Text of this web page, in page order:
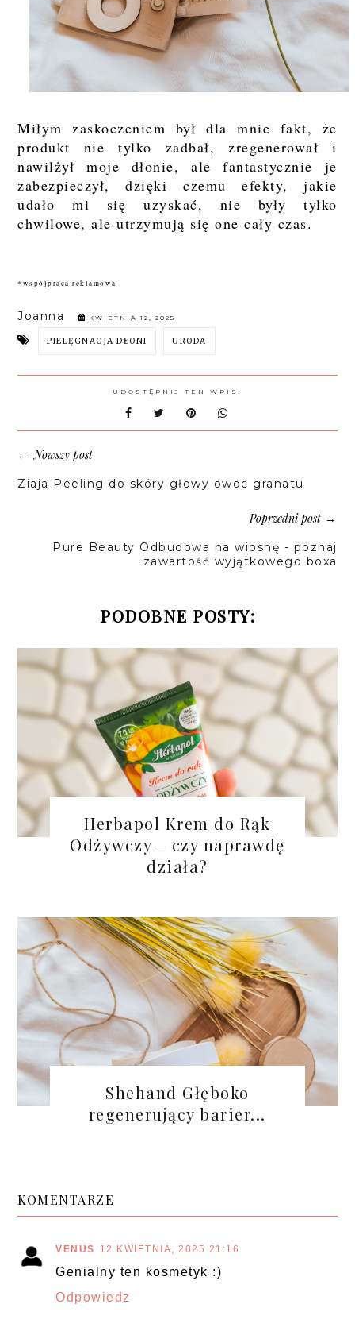
Miłym zaskoczeniem był dla mnie fakt, że
produkt nie tylko zadbał, zregenerował i
nawilżył moje dłonie, ale fantastycznie je
zabezpieczył, dzięki czemu efekty, jakie
udało mi się uzyskać, nie były tylko
chwilowe, ale utrzymują się one cały czas.
*współpraca reklamowa
Joanna KWIETNIA 12, 2025
PIELĘGNACJA DŁONI URODA
UDOSTĘPNIJ TEN WPIS:
← Nowszy post
Ziaja Peeling do skóry głowy owoc granatu
Poprzedni post→
Pure Beauty Odbudowa na wiosnę - poznaj
zawartość wyjątkowego boxa
PODOBNE POSTY:
Herbapol Krem do Rąk
Odżywczy – czy naprawdę
działa?
Shehand Głęboko
regenerujący barier...
KOMENTARZE
VENUS 12 KWIETNIA, 2025 21:16
Genialny ten kosmetyk :)
Odpowiedz